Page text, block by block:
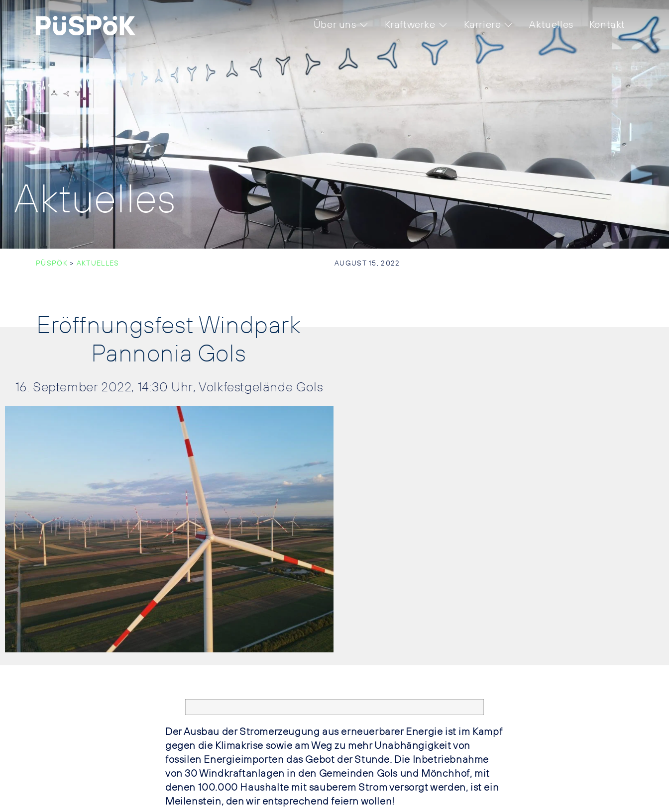
Über uns Kraftwerke Karriere Aktuelles Kontakt
Aktuelles
PÜSPÖK > AKTUELLES AUGUST 15, 2022
Eröffnungsfest Windpark
Pannonia Gols
16. September 2022, 14:30 Uhr, Volkfestgelände Gols
Der Ausbau der Stromerzeugung aus erneuerbarer Energie ist im Kampf
gegen die Klimakrise sowie am Weg zu mehr Unabhängigkeit von
fossilen Energieimporten das Gebot der Stunde. Die Inbetriebnahme
von 30 Windkraftanlagen in den Gemeinden Gols und Mönchhof, mit
denen 100.000 Haushalte mit sauberem Strom versorgt werden, ist ein
Meilenstein, den wir entsprechend feiern wollen!